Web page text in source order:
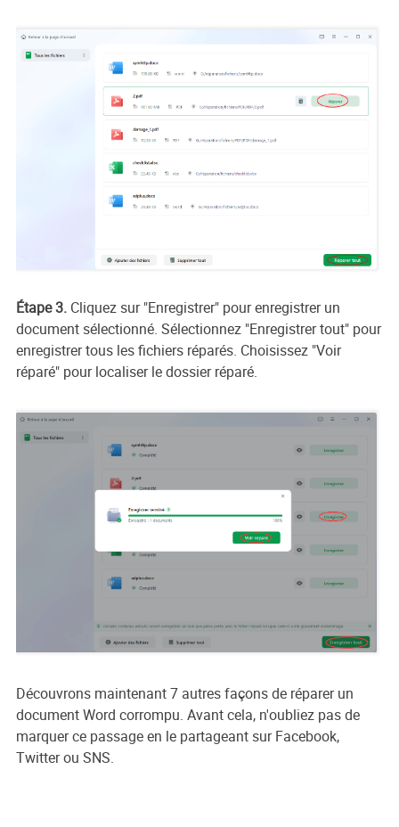
Étape 3.Cliquez sur "Enregistrer" pour enregistrer un
document sélectionné. Sélectionnez "Enregistrer tout" pour
enregistrer tous les fichiers réparés. Choisissez "Voir
réparé" pour localiser le dossier réparé.
Découvrons maintenant 7 autres façons de réparer un
document Word corrompu. Avant cela, n'oubliez pas de
marquer ce passage en le partageant sur Facebook,
Twitter ou SNS.